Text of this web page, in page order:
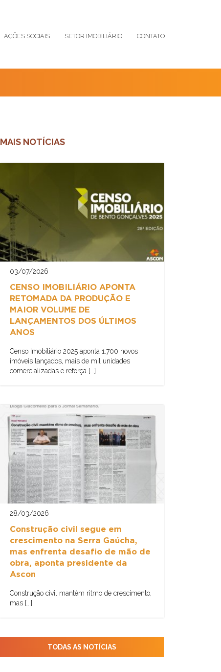
AÇÕES SOCIAIS SETOR IMOBILIÁRIO CONTATO
MAIS NOTÍCIAS
03/07/2026
CENSO IMOBILIÁRIO APONTA
RETOMADA DA PRODUÇÃO E
MAIOR VOLUME DE
LANÇAMENTOS DOS ÚLTIMOS
ANOS
Censo Imobiliário 2025 aponta 1.700 novos
imóveis lançados, mais de mil unidades
comercializadas e reforça [...]
28/03/2026
Construção civil segue em
crescimento na Serra Gaúcha,
mas enfrenta desafio de mão de
obra, aponta presidente da
Ascon
Construção civil mantém ritmo de crescimento,
mas [...]
TODAS AS NOTÍCIAS